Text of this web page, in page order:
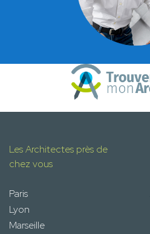
Les Architectes près de
chez vous
Paris
Lyon
Marseille